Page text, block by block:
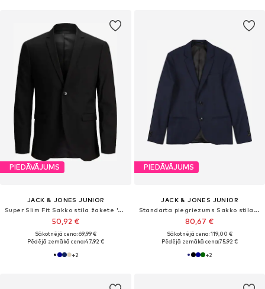
PIEDĀVĀJUMS
JACK & JONES JUNIOR
Super Slim Fit Sakko stila žakete 'JNRSolar'
50,92 €
Sākotnējā cena: 69,99 €
Pēdējā zemākā cena:47,92 €
+2
PIEDĀVĀJUMS
JACK & JONES JUNIOR
Standarta piegriezums Sakko stila žakete 'JJSolaris'
80,67 €
Sākotnējā cena: 119,00 €
Pēdējā zemākā cena:75,92 €
+2